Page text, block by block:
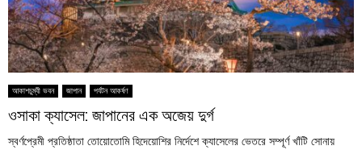
আকাশচুম্বী ভবন জাপান পর্যটন আকর্ষণ
ওসাকা ক্যাসেল: জাপানের এক অজেয় দুর্গ
স্বর্ণপ্রেমী প্রতিষ্ঠাতা তোয়োতোমি হিদেয়োশির নির্দেশে ক্যাসেলের ভেতরে সম্পূর্ণ খাঁটি সোনায়